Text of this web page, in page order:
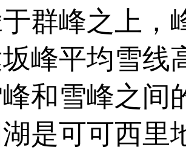
群峰之上，
峰平均雪线
和雪峰之间
是可可西里